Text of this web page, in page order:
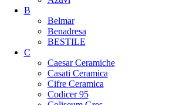
B
Belmar
Benadresa
BESTILE
C
Caesar Ceramiche
Casati Ceramica
Cifre Ceramica
Codicer 95